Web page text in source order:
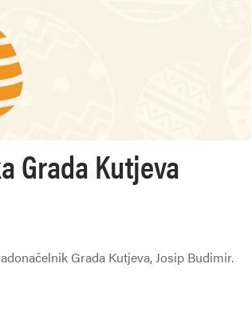
Grada Kutjeva
Grada Kutjeva, Josip Budimir.